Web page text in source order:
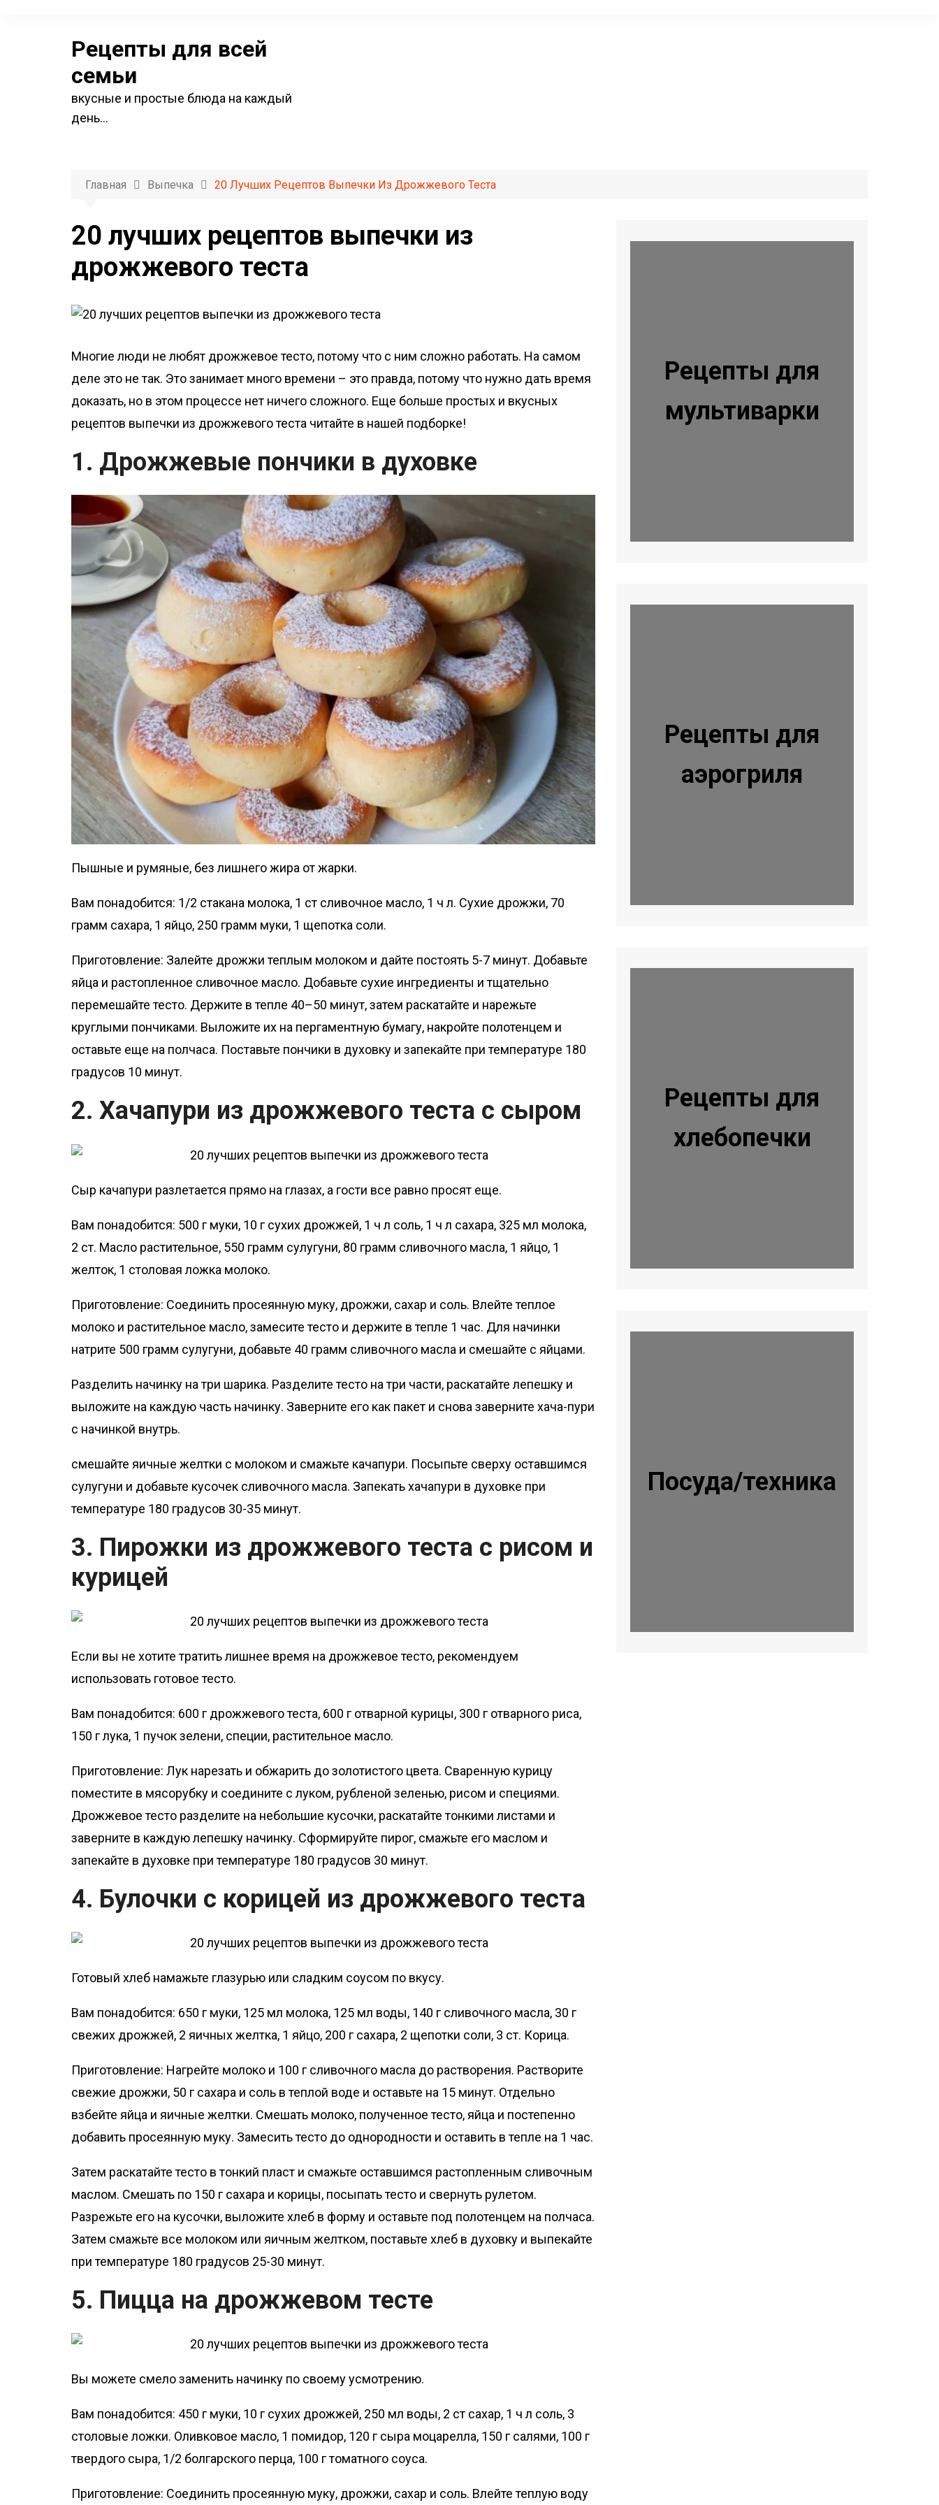
Рецепты для всей
семьи
вкусные и простые блюда на каждый
день…
Главная Выпечка 20 Лучших Рецептов Выпечки Из Дрожжевого Теста
20 лучших рецептов выпечки из
дрожжевого теста
Многие люди не любят дрожжевое тесто, потому что с ним сложно работать. На самом
деле это не так. Это занимает много времени – это правда, потому что нужно дать время
доказать, но в этом процессе нет ничего сложного. Еще больше простых и вкусных
рецептов выпечки из дрожжевого теста читайте в нашей подборке!
1. Дрожжевые пончики в духовке
Пышные и румяные, без лишнего жира от жарки.
Вам понадобится: 1/2 стакана молока, 1 ст сливочное масло, 1 ч л. Сухие дрожжи, 70
грамм сахара, 1 яйцо, 250 грамм муки, 1 щепотка соли.
Приготовление: Залейте дрожжи теплым молоком и дайте постоять 5-7 минут. Добавьте
яйца и растопленное сливочное масло. Добавьте сухие ингредиенты и тщательно
перемешайте тесто. Держите в тепле 40–50 минут, затем раскатайте и нарежьте
круглыми пончиками. Выложите их на пергаментную бумагу, накройте полотенцем и
оставьте еще на полчаса. Поставьте пончики в духовку и запекайте при температуре 180
градусов 10 минут.
2. Хачапури из дрожжевого теста с сыром
Сыр качапури разлетается прямо на глазах, а гости все равно просят еще.
Вам понадобится: 500 г муки, 10 г сухих дрожжей, 1 ч л соль, 1 ч л сахара, 325 мл молока,
2 ст. Масло растительное, 550 грамм сулугуни, 80 грамм сливочного масла, 1 яйцо, 1
желток, 1 столовая ложка молоко.
Приготовление: Соединить просеянную муку, дрожжи, сахар и соль. Влейте теплое
молоко и растительное масло, замесите тесто и держите в тепле 1 час. Для начинки
натрите 500 грамм сулугуни, добавьте 40 грамм сливочного масла и смешайте с яйцами.
Разделить начинку на три шарика. Разделите тесто на три части, раскатайте лепешку и
выложите на каждую часть начинку. Заверните его как пакет и снова заверните хача-пури
с начинкой внутрь.
смешайте яичные желтки с молоком и смажьте качапури. Посыпьте сверху оставшимся
сулугуни и добавьте кусочек сливочного масла. Запекать хачапури в духовке при
температуре 180 градусов 30-35 минут.
3. Пирожки из дрожжевого теста с рисом и
курицей
Если вы не хотите тратить лишнее время на дрожжевое тесто, рекомендуем
использовать готовое тесто.
Вам понадобится: 600 г дрожжевого теста, 600 г отварной курицы, 300 г отварного риса,
150 г лука, 1 пучок зелени, специи, растительное масло.
Приготовление: Лук нарезать и обжарить до золотистого цвета. Сваренную курицу
поместите в мясорубку и соедините с луком, рубленой зеленью, рисом и специями.
Дрожжевое тесто разделите на небольшие кусочки, раскатайте тонкими листами и
заверните в каждую лепешку начинку. Сформируйте пирог, смажьте его маслом и
запекайте в духовке при температуре 180 градусов 30 минут.
4. Булочки с корицей из дрожжевого теста
Готовый хлеб намажьте глазурью или сладким соусом по вкусу.
Вам понадобится: 650 г муки, 125 мл молока, 125 мл воды, 140 г сливочного масла, 30 г
свежих дрожжей, 2 яичных желтка, 1 яйцо, 200 г сахара, 2 щепотки соли, 3 ст. Корица.
Приготовление: Нагрейте молоко и 100 г сливочного масла до растворения. Растворите
свежие дрожжи, 50 г сахара и соль в теплой воде и оставьте на 15 минут. Отдельно
взбейте яйца и яичные желтки. Смешать молоко, полученное тесто, яйца и постепенно
добавить просеянную муку. Замесить тесто до однородности и оставить в тепле на 1 час.
Затем раскатайте тесто в тонкий пласт и смажьте оставшимся растопленным сливочным
маслом. Смешать по 150 г сахара и корицы, посыпать тесто и свернуть рулетом.
Разрежьте его на кусочки, выложите хлеб в форму и оставьте под полотенцем на полчаса.
Затем смажьте все молоком или яичным желтком, поставьте хлеб в духовку и выпекайте
при температуре 180 градусов 25-30 минут.
5. Пицца на дрожжевом тесте
Вы можете смело заменить начинку по своему усмотрению.
Вам понадобится: 450 г муки, 10 г сухих дрожжей, 250 мл воды, 2 ст сахар, 1 ч л соль, 3
столовые ложки. Оливковое масло, 1 помидор, 120 г сыра моцарелла, 150 г салями, 100 г
твердого сыра, 1/2 болгарского перца, 100 г томатного соуса.
Приготовление: Соединить просеянную муку, дрожжи, сахар и соль. Влейте теплую воду
Рецепты для
мультиварки
Рецепты для
аэрогриля
Рецепты для
хлебопечки
Посуда/техника